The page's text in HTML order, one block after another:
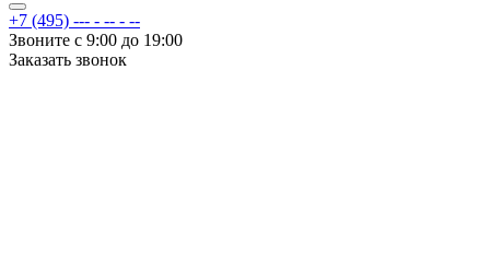
+7 (495) --- - -- - --
Звоните с 9:00 до 19:00
Заказать звонок